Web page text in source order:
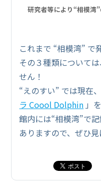
研究者等により“相模湾
これまで “相模湾” で
その３種類について
せん！
“えのすい” では現在
ラ Coool Dolphin 」
館内には“相模湾”で
ありますので、ぜひ